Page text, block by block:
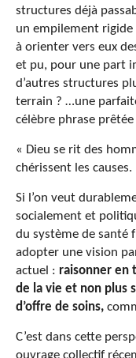
structures déjà
un empilement rigide
à orienter vers eux
et pu, pour une part
d’autres structures
terrain ? …une
célèbre phrase prêtée
« Dieu se rit des
chérissent les causes.
Si l’on veut
socialement et
du système de santé
adopter une vision
actuel : raisonner en
de la vie et non plus
d’offre de soins,
C’est dans cette
ouvrage collectif